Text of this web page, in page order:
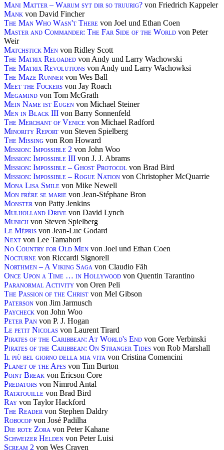
Mani Matter – Warum syt dir so truurig? von Friedrich Kappeler
Mank von David Fincher
The Man Who Wasn't There von Joel und Ethan Coen
Master and Commander: The Far Side of the World von Peter
Weir
Matchstick Men von Ridley Scott
The Matrix Reloaded von Andy und Larry Wachowski
The Matrix Revolutions von Andy und Larry Wachowksi
The Maze Runner von Wes Ball
Meet the Fockers von Jay Roach
Megamind von Tom McGrath
Mein Name ist Eugen von Michael Steiner
Men in Black III von Barry Sonnenfeld
The Merchant of Venice von Michael Radford
Minority Report von Steven Spielberg
The Missing von Ron Howard
Mission: Impossible 2 von John Woo
Mission: Impossible III von J. J. Abrams
Mission: Impossible – Ghost Protocol von Brad Bird
Mission: Impossible – Rogue Nation von Christopher McQuarrie
Mona Lisa Smile von Mike Newell
Mon frère se marie von Jean-Stéphane Bron
Monster von Patty Jenkins
Mulholland Drive von David Lynch
Munich von Steven Spielberg
Le Mépris von Jean-Luc Godard
Next von Lee Tamahori
No Country for Old Men von Joel und Ethan Coen
Nocturne von Riccardi Signorell
Northmen – A Viking Saga von Claudio Fäh
Once Upon a Time … in Hollywood von Quentin Tarantino
Paranormal Activity von Oren Peli
The Passion of the Christ von Mel Gibson
Paterson von Jim Jarmusch
Paycheck von John Woo
Peter Pan von P. J. Hogan
Le petit Nicolas von Laurent Tirard
Pirates of the Caribbean: At World's End von Gore Verbinski
Pirates of the Caribbean: On Stranger Tides von Rob Marshall
Il più bel giorno della mia vita von Cristina Comencini
Planet of the Apes von Tim Burton
Point Break von Ericson Core
Predators von Nimrod Antal
Ratatouille von Brad Bird
Ray von Taylor Hackford
The Reader von Stephen Daldry
Robocop von José Padilha
Die rote Zora von Peter Kahane
Schweizer Helden von Peter Luisi
Scream 2 von Wes Craven